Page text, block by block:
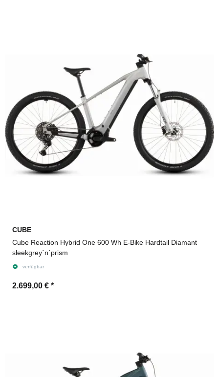
CUBE
Cube Reaction Hybrid One 600 Wh E-Bike Hardtail Diamant
sleekgrey´n´prism
verfügbar
2.699,00 € *